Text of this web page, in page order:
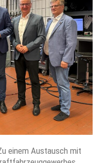
einem Austausch mit